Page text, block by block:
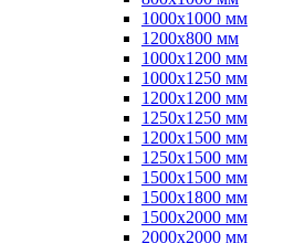
1000х1000 мм
1200х800 мм
1000х1200 мм
1000х1250 мм
1200х1200 мм
1250х1250 мм
1200х1500 мм
1250х1500 мм
1500х1500 мм
1500х1800 мм
1500х2000 мм
2000х2000 мм